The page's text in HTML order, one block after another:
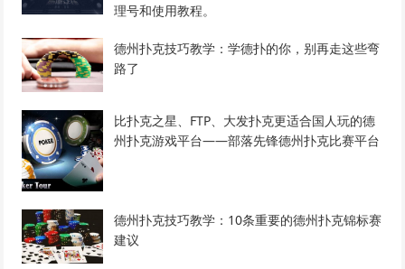
理号和使用教程。
德州扑克技巧教学：学德扑的你，别再走这些弯
路了
比扑克之星、FTP、大发扑克更适合国人玩的德
州扑克游戏平台——部落先锋德州扑克比赛平台
德州扑克技巧教学：10条重要的德州扑克锦标赛
建议